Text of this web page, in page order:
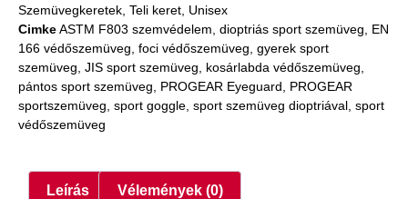
Szemüvegkeretek Teli keret Unisex
CimkeASTM F803 szemvédelem dioptriás sport szemüveg
EN
166 védőszemüveg foci védőszemüveg gyerek sport
szemüveg JIS sport szemüveg kosárlabda védőszemüveg
pántos sport szemüveg
PROGEAR Eyeguard
PROGEAR
sportszemüveg sport goggle sport szemüveg dioptriával sport
védőszemüveg
Leírás Vélemények (0)